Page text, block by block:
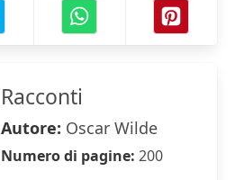
Racconti
Autore: Oscar Wilde
Numero di pagine: 200